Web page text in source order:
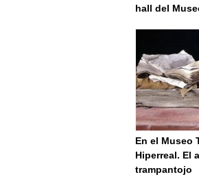
hall del
En el Museo
Hiperreal. El
trampantojo